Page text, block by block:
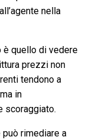
nella
è quello di vedere
prezzi non
tendono a
in
scoraggiato.
rimediare a